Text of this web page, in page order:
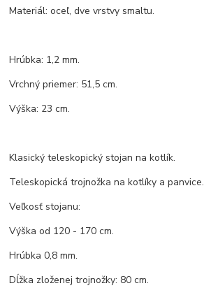
Materiál: oceľ, dve vrstvy smaltu.
Hrúbka: 1,2 mm.
Vrchný priemer: 51,5 cm.
Výška: 23 cm.
Klasický teleskopický stojan na kotlík.
Teleskopická trojnožka na kotlíky a panvice.
Veľkosť stojanu:
Výška od 120 - 170 cm.
Hrúbka 0,8 mm.
Dĺžka zloženej trojnožky: 80 cm.